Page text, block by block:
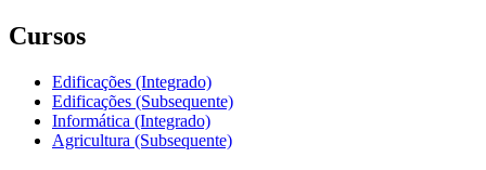
Cursos
Edificações (Integrado)
Edificações (Subsequente)
Informática (Integrado)
Agricultura (Subsequente)